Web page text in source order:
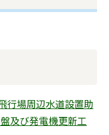
行場周辺水道設置助
及び発電機更新工